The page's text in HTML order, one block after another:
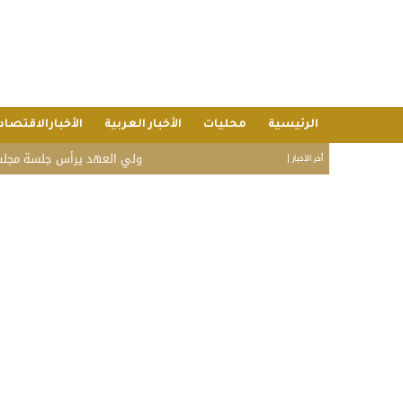
الرئيسية محليات الأخبار العربية
أخر الأخبار | ولي العهد يرأس جلسة مجلس